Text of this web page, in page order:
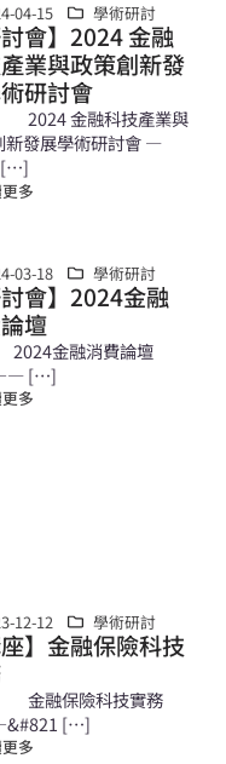
04-15 學術研討
討會】2024 金融
業與政策創新發
研討會
金融科技產業與
新發展學術研討會 —
[…]
多
03-18 學術研討
討會】2024金融
壇
金融消費論壇
[…]
多
12-12 學術研討
座】金融保險科技
保險科技實務
[…]
多